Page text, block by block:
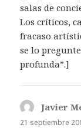
salas de
Los críticos,
fracaso
se lo
profunda”.]
Javier
21 septiembre